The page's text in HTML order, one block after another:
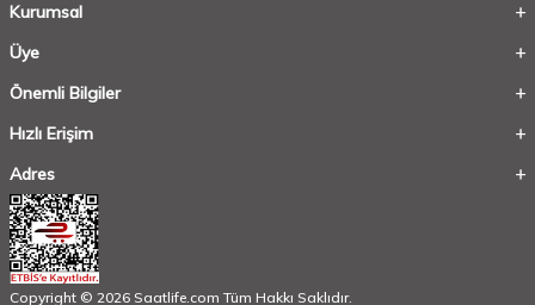
Kurumsal
Üye
Önemli Bilgiler
Hızlı Erişim
Adres
Copyright © 2026 Saatlife.com Tüm Hakkı Saklıdır.